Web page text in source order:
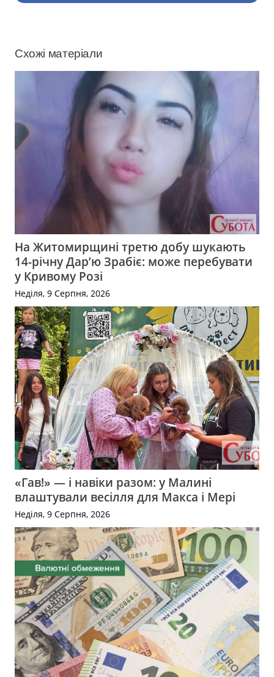
Схожі матеріали
На Житомирщині третю добу шукають
14-річну Дар’ю Зрабіє: може перебувати
у Кривому Розі
Неділя, 9 Серпня, 2026
«Гав!» — і навіки разом: у Малині
влаштували весілля для Макса і Мері
Неділя, 9 Серпня, 2026